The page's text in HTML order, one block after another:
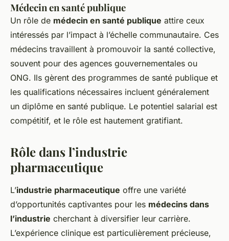
Médecin en santé publique
Un rôle de médecin en santé publique attire ceux
intéressés par l’impact à l’échelle communautaire. Ces
médecins travaillent à promouvoir la santé collective,
souvent pour des agences gouvernementales ou
ONG. Ils gèrent des programmes de santé publique et
les qualifications nécessaires incluent généralement
un diplôme en santé publique. Le potentiel salarial est
compétitif, et le rôle est hautement gratifiant.
Rôle dans l’industrie
pharmaceutique
L’industrie pharmaceutique offre une variété
d’opportunités captivantes pour les médecins dans
l’industrie cherchant à diversifier leur carrière.
L’expérience clinique est particulièrement précieuse,